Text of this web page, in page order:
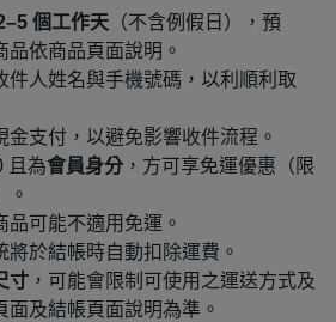
個工作天 （不含例假日），預
依商品頁面說明。
件人姓名與手機號碼，以利順利取
金支付，以避免影響收件流程。
且為會員身分 ，方可享免運優惠（限
。
可能不適用免運。
於結帳時自動扣除運費。
寸 ，可能會限制可使用之運送方式及
及結帳頁面說明為準。